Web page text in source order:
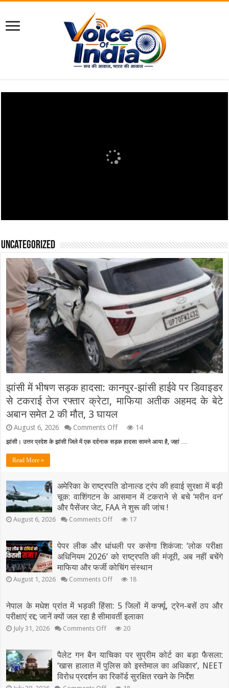
Uncategorized
झांसी में भीषण सड़क हादसा: कानपुर-झांसी हाईवे पर डिवाइडर
से टकराई तेज रफ्तार क्रेटा, माफिया अतीक अहमद के बेटे
अबान समेत 2 की मौत, 3 घायल
August 6, 2026 Comments Offon
में
झांसी
हाईवे
पर
डिवाइडर
से
तेज
रफ्तार
क्रेटा,
माफिया
अहमद
बेटे
अबान
समेत
2
3
घायल
14
झांसी। उत्तर प्रदेश के झांसी जिले में एक दर्दनाक सड़क हादसा सामने आया है, जहां …
Read More »
अमेरिका के राष्ट्रपति डोनाल्ड ट्रंप की हवाई सुरक्षा में बड़ी
चूक: वाशिंगटन के आसमान में टकराने से बचे ‘मरीन वन’
और पैसेंजर जेट, FAA ने शुरू की जांच !
August 6, 2026 Comments Offon
राष्ट्रपति
डोनाल्ड
ट्रंप
की
हवाई
सुरक्षा
चूक:
वाशिंगटन
के
आसमान
से
बचे
‘मरीन
17
पेपर लीक और धांधली पर कसेगा शिकंजा: ‘लोक परीक्षा
अधिनियम 2026’ को राष्ट्रपति की मंजूरी, अब नहीं बचेंगे
माफिया और फर्जी कोचिंग संस्थान
August 1, 2026 Comments Offon
और
धांधली
पर
कसेगा
परीक्षा
अधिनियम
2026’
को
राष्ट्रपति
18
नेपाल के मधेश प्रांत में भड़की हिंसा: 5 जिलों में कर्फ्यू, ट्रेन-बसें ठप और
परीक्षाएं रद्द; जानें क्यों जल रहा है सीमावर्ती इलाका
July 31, 2026 Comments Offon
मधेश
प्रांत
में
भड़की
हिंसा:
20
पैलेट गन बैन याचिका पर सुप्रीम कोर्ट का बड़ा फैसला:
‘खास हालात में पुलिस को इस्तेमाल का अधिकार’, NEET
विरोध प्रदर्शन का रिकॉर्ड सुरक्षित रखने के निर्देश